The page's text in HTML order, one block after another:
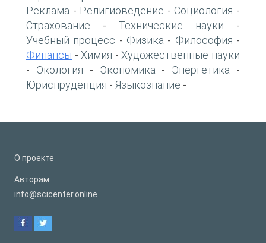
Реклама - Религиоведение - Социология -
Страхование - Технические науки -
Учебный процесс - Физика - Философия -
Финансы - Химия - Художественные науки
- Экология - Экономика - Энергетика -
Юриспруденция - Языкознание -
О проекте
Авторам
info@scicenter.online